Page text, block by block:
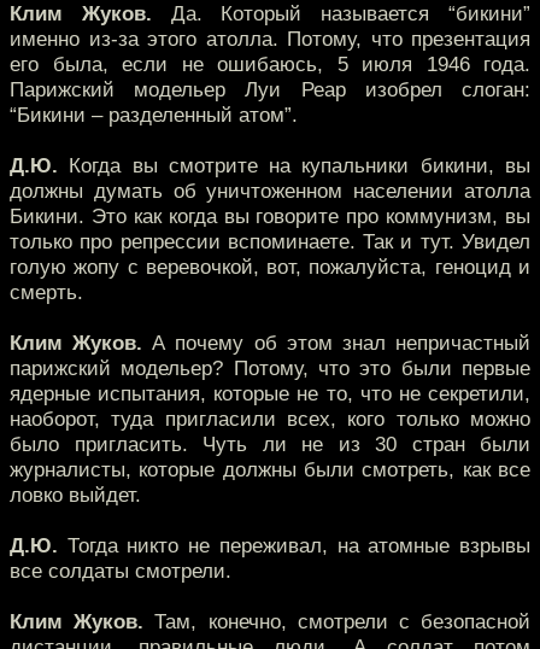
Клим Жуков. Да. Который называется “бикини”
именно из-за этого атолла. Потому, что презентация
его была, если не ошибаюсь, 5 июля 1946 года.
Парижский модельер Луи Реар изобрел слоган:
“Бикини – разделенный атом”.
Д.Ю. Когда вы смотрите на купальники бикини, вы
должны думать об уничтоженном населении атолла
Бикини. Это как когда вы говорите про коммунизм, вы
только про репрессии вспоминаете. Так и тут. Увидел
голую жопу с веревочкой, вот, пожалуйста, геноцид и
смерть.
Клим Жуков. А почему об этом знал непричастный
парижский модельер? Потому, что это были первые
ядерные испытания, которые не то, что не секретили,
наоборот, туда пригласили всех, кого только можно
было пригласить. Чуть ли не из 30 стран были
журналисты, которые должны были смотреть, как все
ловко выйдет.
Д.Ю. Тогда никто не переживал, на атомные взрывы
все солдаты смотрели.
Клим Жуков. Там, конечно, смотрели с безопасной